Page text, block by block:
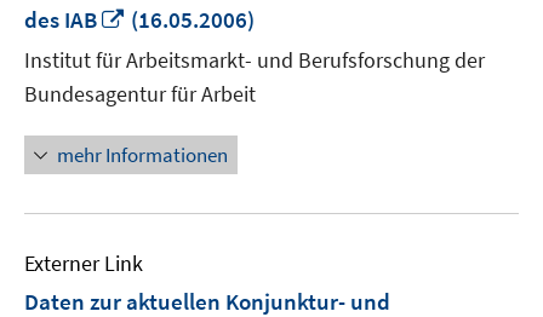
des IAB
In
neuem
Fenster
öffnen
(16.05.2006)
Institut für Arbeitsmarkt- und Berufsforschung der
Bundesagentur für Arbeit
mehr Informationen
Externer Link
Daten zur aktuellen Konjunktur- und